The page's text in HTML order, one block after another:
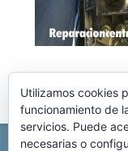
Utilizamos cookies
funcionamiento de
servicios. Puede
necesarias o